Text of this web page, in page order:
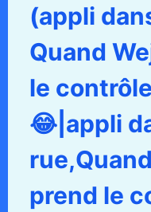
(appli
Quand
le
😂|appli
prend le